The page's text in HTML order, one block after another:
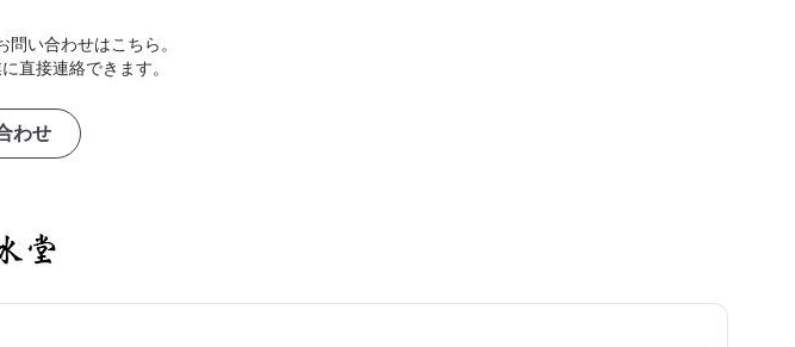
い合わせはこちら。
直接連絡できます。
わせ